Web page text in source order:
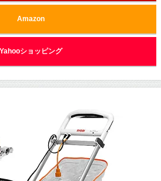
Amazon
Yahooショッピング